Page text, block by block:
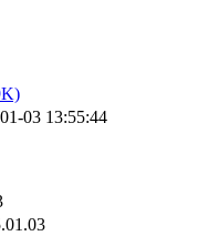
03 13:55:44